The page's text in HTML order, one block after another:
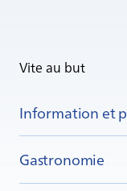
Vite au but
Information et
Gastronomie